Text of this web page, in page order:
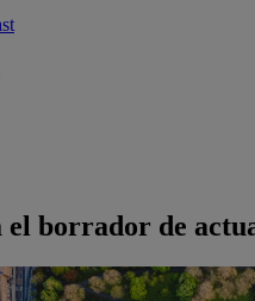
el borrador de